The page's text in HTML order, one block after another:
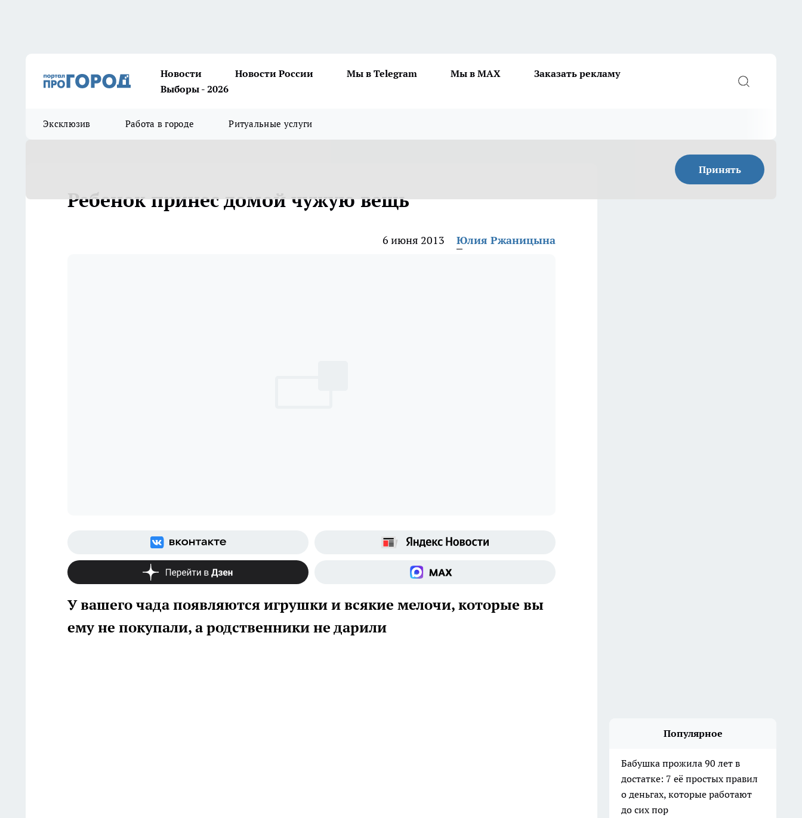
Новости Новости России Мы в Telegram Мы в MAX
Заказать рекламу
Выборы - 2026
Эксклюзив Работа в городе Ритуальные услуги
Принять
Ребенок принес домой чужую вещь
6 июня 2013 Юлия Ржаницына
У вашего чада появляются игрушки и всякие мелочи, которые вы
ему не покупали, а родственники не дарили
Популярное
Бабушка прожила 90 лет в
достатке: 7 её простых правил
о деньгах, которые работают
до сих пор